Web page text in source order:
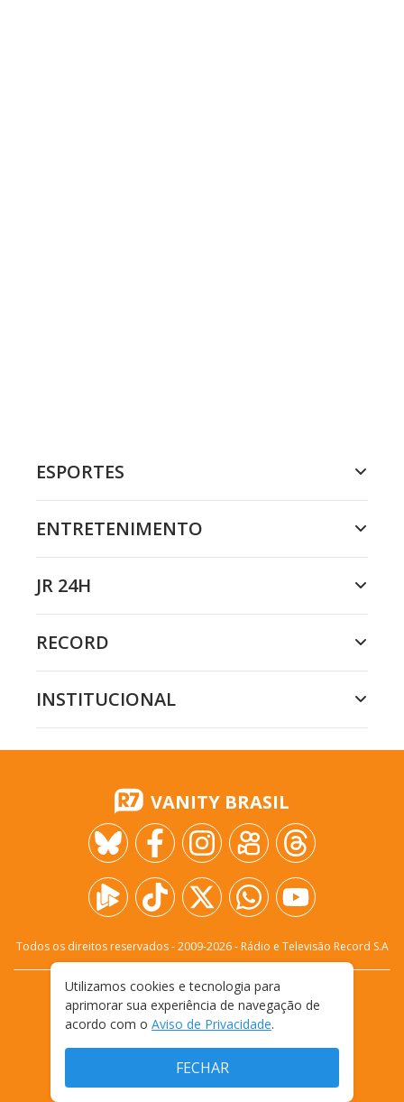
ESPORTES
ENTRETENIMENTO
JR 24H
RECORD
INSTITUCIONAL
VANITY BRASIL
Todos os direitos reservados - 2009-2026- Rádio e Televisão Record S.A
FALE CONOSCO
PRIVACIDADE
TERMOS E CONDIÇÕES DE USO
Utilizamos cookies e tecnologia para
aprimorar sua experiência de navegação de
acordo com o Aviso de Privacidade.
FECHAR